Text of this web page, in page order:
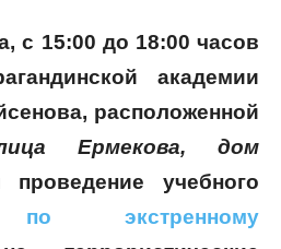
с 15:00 до 18:00 часов
академии
расположенной
Ермекова, дом
проведение учебного
по экстренному